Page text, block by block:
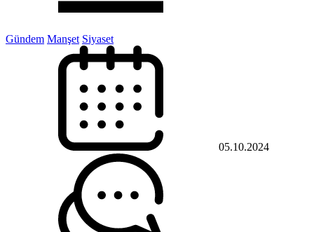
Gündem Manşet Siyaset
05.10.2024